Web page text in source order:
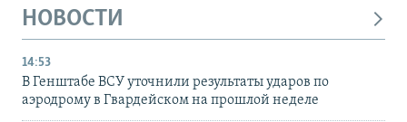
НОВОСТИ
14:53
В Генштабе ВСУ уточнили результаты ударов по
аэродрому в Гвардейском на прошлой неделе